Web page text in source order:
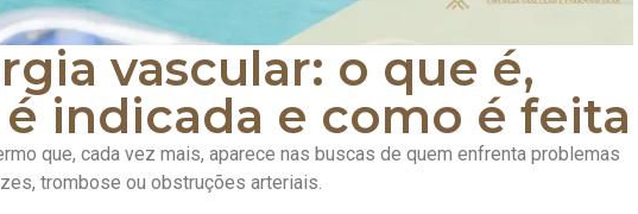
vascular: o que é,
indicada e como é feita
que, cada vez mais, aparece nas buscas de quem enfrenta problemas
trombose ou obstruções arteriais.